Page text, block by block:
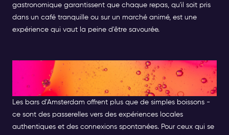
gastronomique garantissent que chaque repas, qu'il soit pris
dans un café tranquille ou sur un marché animé, est une
expérience qui vaut la peine d'être savourée.
Les meilleurs bars où aller seul
à Amsterdam
Les bars d'Amsterdam offrent plus que de simples boissons -
ce sont des passerelles vers des expériences locales
authentiques et des connexions spontanées. Pour ceux qui se